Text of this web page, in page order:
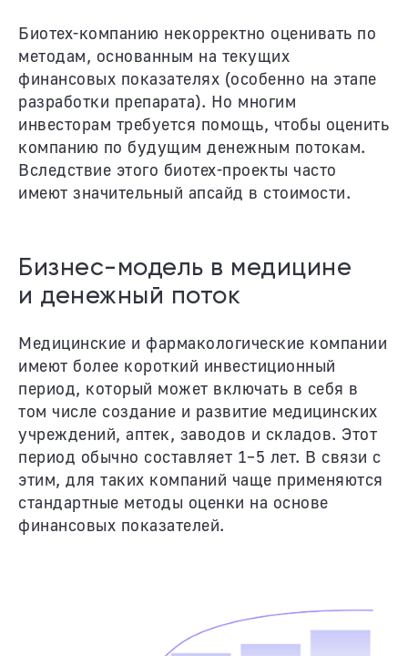
Биотех-компанию некорректно оценивать по
методам, основанным на текущих
финансовых показателях (особенно на этапе
разработки препарата). Но многим
инвесторам требуется помощь, чтобы оценить
компанию по будущим денежным потокам.
Вследствие этого биотех-проекты часто
имеют значительный апсайд в стоимости.
Бизнес-модель в медицине
и денежный поток
Медицинские и фармакологические компании
имеют более короткий инвестиционный
период, который может включать в себя в
том числе создание и развитие медицинских
учреждений, аптек, заводов и складов. Этот
период обычно составляет 1–5 лет. В связи с
этим, для таких компаний чаще применяются
стандартные методы оценки на основе
финансовых показателей.